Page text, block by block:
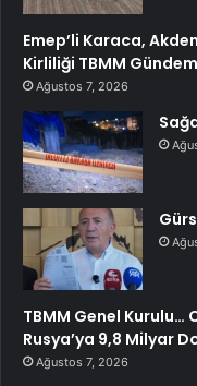
Emep’li Karaca,
Kirliliği TBMM
Ağustos 7, 2026
TBMM Genel Kurulu…
Rusya’ya 9,8 Milyar
Ağustos 7, 2026